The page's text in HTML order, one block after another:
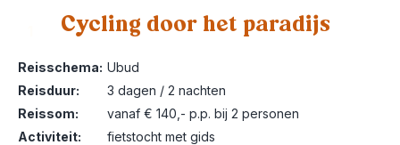
Cycling door het paradijs
Reisschema: Ubud
Reisduur:
3 dagen / 2 nachten
Reissom:
vanaf € 140,- p.p. bij 2 personen
Activiteit:
fietstocht met gids